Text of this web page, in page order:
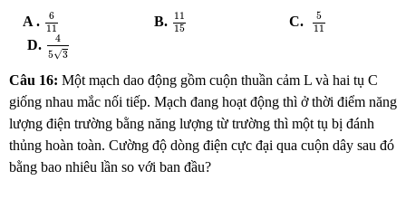
A .
6
11
611
B.
11
15
11
C.
5
11
511
D.
4
5√3
453
Câu 16: Một mạch dao động gồm cuộn thuần cảm L và hai tụ C
giống nhau mắc nối tiếp. Mạch đang hoạt động thì ở thời điểm năng
lượng điện trường bằng năng lượng từ trường thì một tụ bị đánh
thủng hoàn toàn. Cường độ dòng điện cực đại qua cuộn dây sau đó
bằng bao nhiêu lần so với ban đầu?